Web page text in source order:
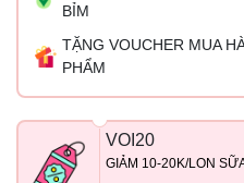
BỈM
TẶNG VOUCHER MUA
PHẨM
VOI20
GIẢM 10-20K/LON